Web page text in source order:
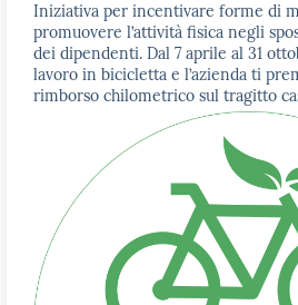
Iniziativa per incentivare forme di
promuovere l’attività fisica negli
dei dipendenti. Dal 7 aprile al 31
lavoro in bicicletta e l’azienda ti
rimborso chilometrico sul tragitto